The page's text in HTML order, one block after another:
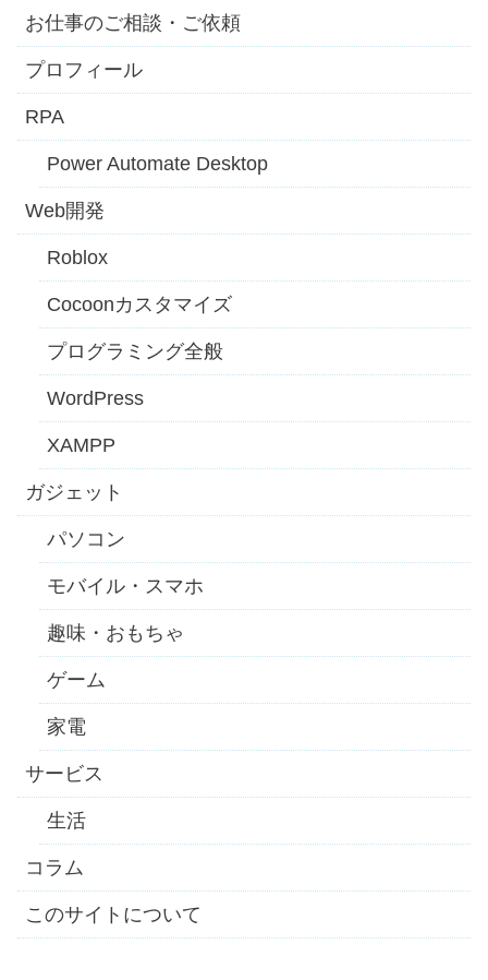
お仕事のご相談・ご依頼
プロフィール
RPA
Power Automate Desktop
Web開発
Roblox
Cocoonカスタマイズ
プログラミング全般
WordPress
XAMPP
ガジェット
パソコン
モバイル・スマホ
趣味・おもちゃ
ゲーム
家電
サービス
生活
コラム
このサイトについて